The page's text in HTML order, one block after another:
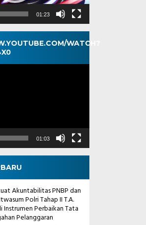
01:23
WATCH?
01:03
Akuntabilitas PNBP dan
Polri Tahap II T.A.
Instrumen Perbaikan Tata
Pelanggaran